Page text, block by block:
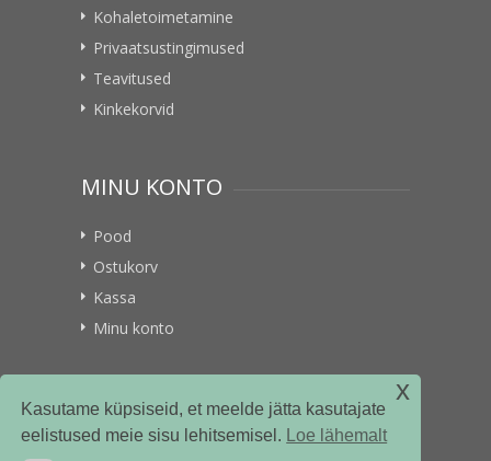
Kasutame küpsiseid, et meelde jätta kasutajate
eelistused meie sisu lehitsemisel. Loe lähemalt
x
Kohaletoimetamine
Privaatsustingimused
Teavitused
Kinkekorvid
MINU KONTO
Pood
Ostukorv
Kassa
Minu konto
VITAMIINIKULLER.EE